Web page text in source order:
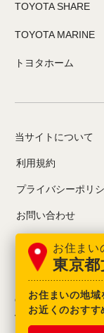
お住まい
東京
お住まいの地域
お近くのおすす
TOYOTA SHARE
TOYOTA MARINE
トヨタホーム
当サイトについて
利用規約
プライバシーポリ
お問い合わせ
情報募集について
COPYRIGHT©
All Rights Reserved.